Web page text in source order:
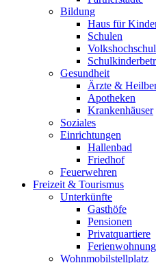
Bildung
Haus für
Schulen
Gesundheit
Ärzte &
Apotheken
Krankenhäuser
Soziales
Einrichtungen
Hallenbad
Friedhof
Feuerwehren
Freizeit & Tourismus
Unterkünfte
Gasthöfe
Pensionen
Privatquartiere
Wohnmobilstellplatz